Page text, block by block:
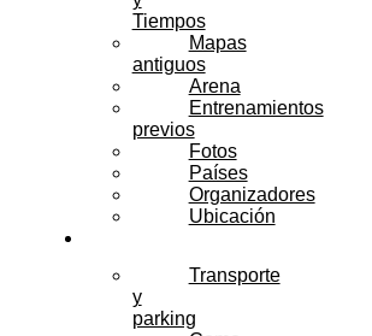
Tiempos
Mapas
antiguos
Arena
Entrenamientos
previos
Fotos
Países
Organizadores
Ubicación
Transporte
y
parking